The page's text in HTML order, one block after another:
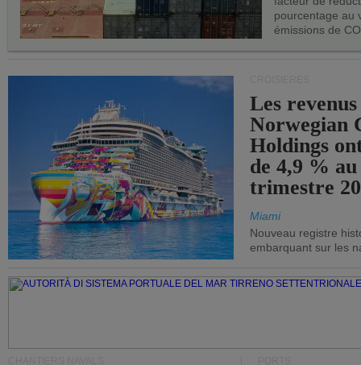
pourcentage au
émissions de
Les
Norwegian
Holdings
de 4,9 %
trimestre
Miami
Nouveau registre
embarquant sur les